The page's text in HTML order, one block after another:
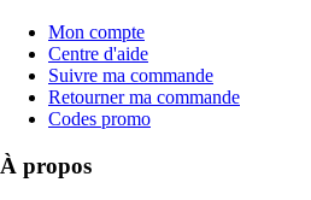
Mon compte
Centre d'aide
Suivre ma commande
Retourner ma commande
Codes promo
À propos